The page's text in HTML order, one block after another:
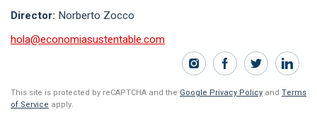
Director: Norberto Zocco
hola@economiasustentable.com
This site is protected by reCAPTCHA and the Google Privacy Policy and Terms
of Service apply.